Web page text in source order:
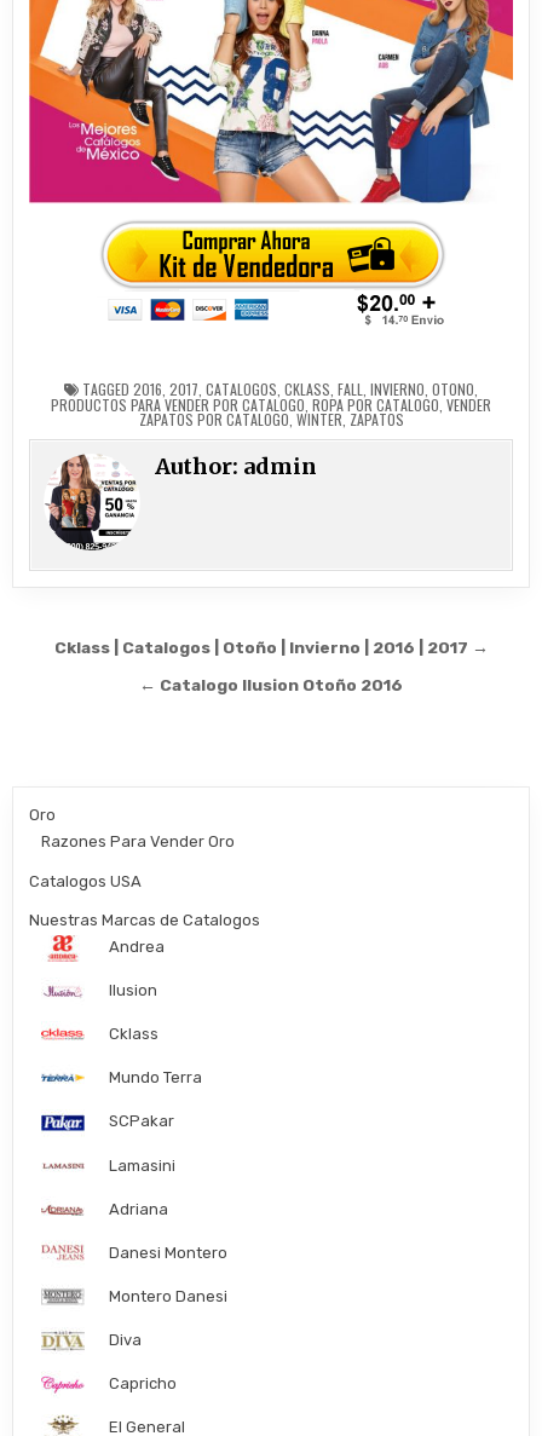
TAGGED 2016, 2017, CATALOGOS, CKLASS, FALL, INVIERNO, OTONO,
PRODUCTOS PARA VENDER POR CATALOGO, ROPA POR CATALOGO, VENDER
ZAPATOS POR CATALOGO, WINTER, ZAPATOS
Author: admin
Post
navigation
Cklass | Catalogos | Otoño | Invierno | 2016 | 2017 →
← Catalogo Ilusion Otoño 2016
Oro
Razones Para Vender Oro
Catalogos USA
Nuestras Marcas de Catalogos
Andrea
Ilusion
Cklass
Mundo Terra
SCPakar
Lamasini
Adriana
Danesi Montero
Montero Danesi
Diva
Capricho
El General